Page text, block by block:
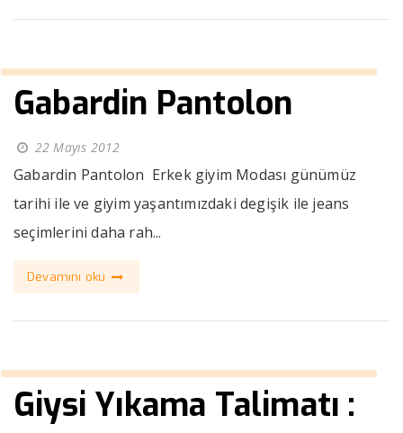
Gabardin Pantolon
22 Mayıs 2012
Gabardin Pantolon Erkek giyim Modası günümüz
tarihi ile ve giyim yaşantımızdaki degişik ile jeans
seçimlerini daha rah...
Devamını oku
Giysi Yıkama Talimatı :